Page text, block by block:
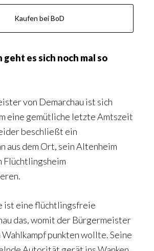
Kaufen bei BoD
geht es sich noch mal so
von Demarchau ist sich
eine gemütliche letzte Amtszeit
beschließt ein
aus dem Ort, sein Altenheim
Flüchtlingsheim
ist eine flüchtlingsfreie
das, womit der Bürgermeister
Wahlkampf punkten wollte. Seine